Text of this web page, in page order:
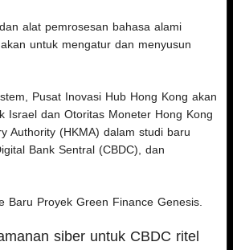
alat pemrosesan bahasa alami
untuk mengatur dan menyusun
Pusat Inovasi Hub Hong Kong akan
Israel dan Otoritas Moneter Hong Kong
Authority (HKMA) dalam studi baru
Bank Sentral (CBDC), dan
Baru Proyek Green Finance Genesis.
siber untuk CBDC ritel